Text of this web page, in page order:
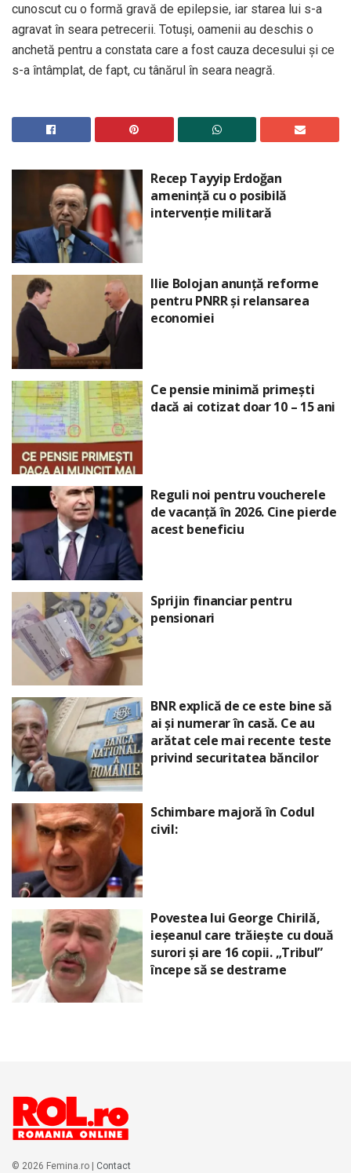
cunoscut cu o formă gravă de epilepsie, iar starea lui s-a
agravat în seara petrecerii. Totuși, oamenii au deschis o
anchetă pentru a constata care a fost cauza decesului și ce
s-a întâmplat, de fapt, cu tânărul în seara neagră.
Recep Tayyip Erdoğan
amenință cu o posibilă
intervenție militară
Ilie Bolojan anunță reforme
pentru PNRR și relansarea
economiei
Ce pensie minimă primești
dacă ai cotizat doar 10 – 15 ani
Reguli noi pentru voucherele
de vacanță în 2026. Cine pierde
acest beneficiu
Sprijin financiar pentru
pensionari
BNR explică de ce este bine să
ai și numerar în casă. Ce au
arătat cele mai recente teste
privind securitatea băncilor
Schimbare majoră în Codul
civil:
Povestea lui George Chirilă,
ieșeanul care trăiește cu două
surori și are 16 copii. „Tribul”
începe să se destrame
© 2026 Femina.ro | Contact